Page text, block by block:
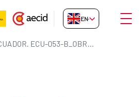
ECU-053-
EN-GB
LICITACIÓN ECUADOR. ECU-053-B_OBRAS